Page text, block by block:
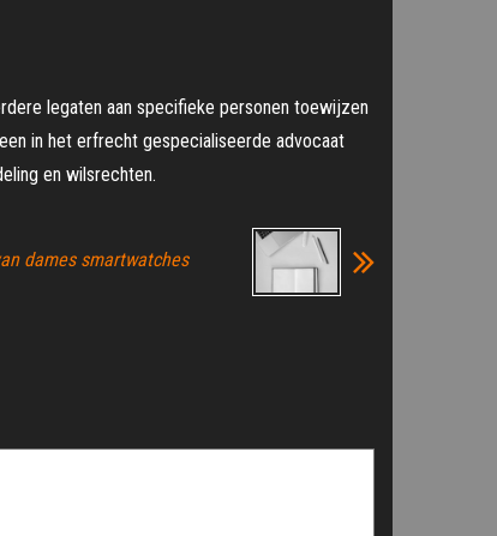
legaten aan specifieke personen toewijzen
in het erfrecht gespecialiseerde advocaat
en wilsrechten.
dames smartwatches